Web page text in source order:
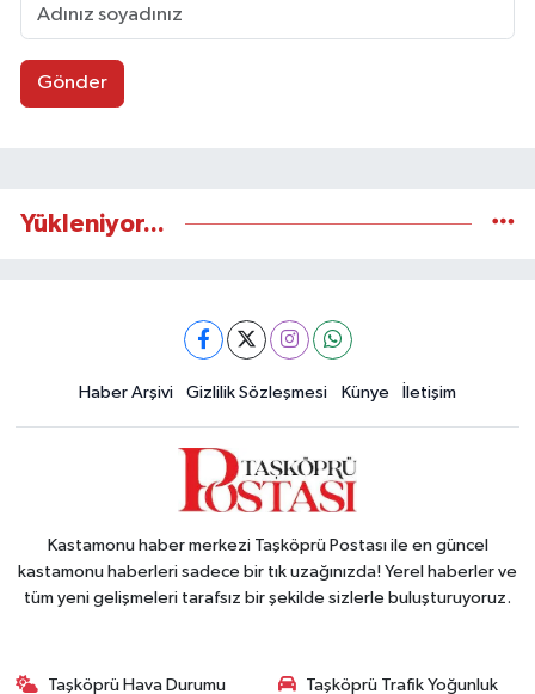
Gönder
Yükleniyor...
Haber Arşivi Gizlilik Sözleşmesi Künye İletişim
Kastamonu haber merkezi Taşköprü Postası ile en güncel
kastamonu haberleri sadece bir tık uzağınızda! Yerel haberler ve
tüm yeni gelişmeleri tarafsız bir şekilde sizlerle buluşturuyoruz.
Taşköprü Hava Durumu Taşköprü Trafik Yoğunluk